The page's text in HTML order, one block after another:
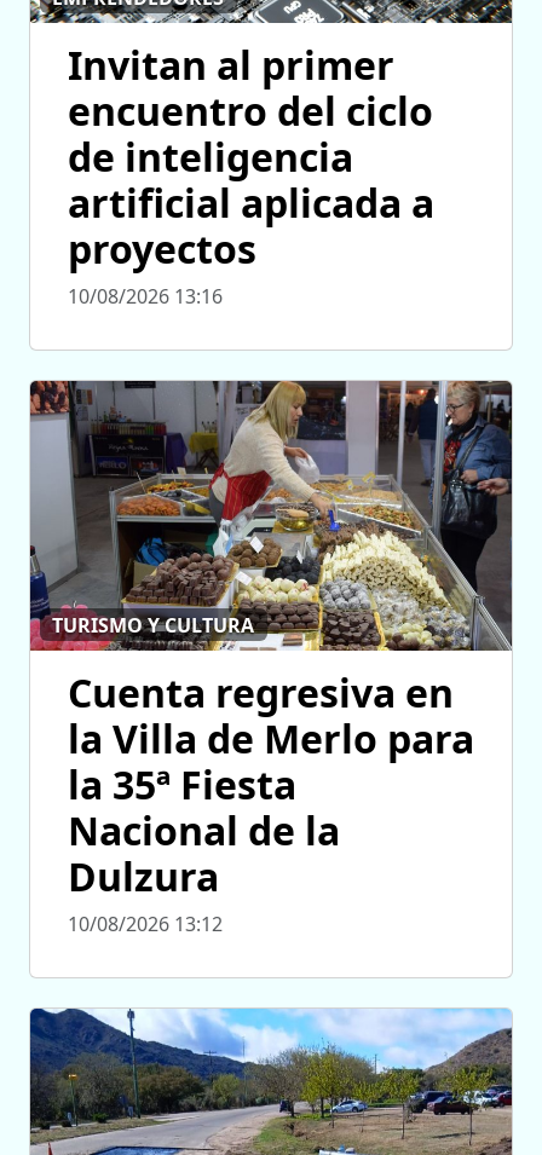
Invitan al primer
encuentro del ciclo
de inteligencia
artificial aplicada a
proyectos
10/08/2026 13:16
TURISMO Y CULTURA
Cuenta regresiva en
la Villa de Merlo para
la 35ª Fiesta
Nacional de la
Dulzura
10/08/2026 13:12